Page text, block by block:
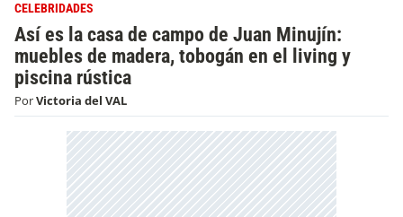
CELEBRIDADES
Así es la casa de campo de Juan Minujín:
muebles de madera, tobogán en el living y
piscina rústica
PorVictoria del VAL